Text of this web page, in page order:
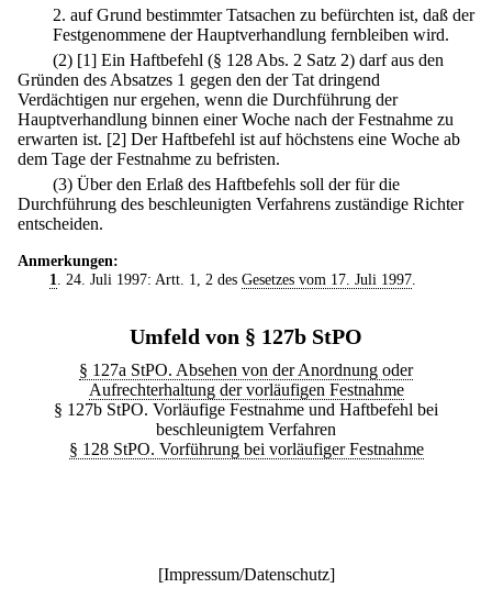
2. auf Grund bestimmter Tatsachen zu befürchten ist, daß der
Festgenommene der Hauptverhandlung fernbleiben wird.
(2) [1] Ein Haftbefehl (§ 128 Abs. 2 Satz 2) darf aus den
Gründen des Absatzes 1 gegen den der Tat dringend
Verdächtigen nur ergehen, wenn die Durchführung der
Hauptverhandlung binnen einer Woche nach der Festnahme zu
erwarten ist. [2] Der Haftbefehl ist auf höchstens eine Woche ab
dem Tage der Festnahme zu befristen.
(3) Über den Erlaß des Haftbefehls soll der für die
Durchführung des beschleunigten Verfahrens zuständige Richter
entscheiden.
Anmerkungen:
1. 24. Juli 1997: Artt. 1, 2 des Gesetzes vom 17. Juli 1997.
Umfeld von § 127b StPO
§ 127a StPO. Absehen von der Anordnung oder
Aufrechterhaltung der vorläufigen Festnahme
§ 127b StPO. Vorläufige Festnahme und Haftbefehl bei
beschleunigtem Verfahren
§ 128 StPO. Vorführung bei vorläufiger Festnahme
[Impressum/Datenschutz]